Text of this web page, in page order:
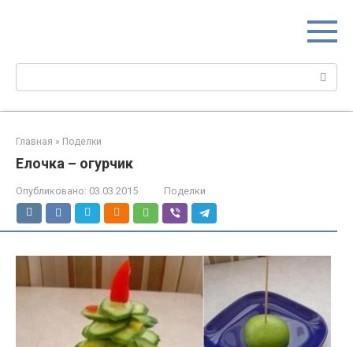
Поиск:
Главная » Поделки
Елочка – огурчик
Опубликовано: 03.03.2015 Поделки